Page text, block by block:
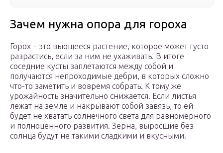
Зачем нужна опора для гороха
Горох – это вьющееся растение, которое может густо
разрастись, если за ним не ухаживать. В итоге
соседние кусты заплетаются между собой и
получаются непроходимые дебри, в которых сложно
что-то заметить и вовремя собрать. К тому же
урожайность значительно снижается. Если листья
лежат на земле и накрывают собой завязь, то ей
будет не хватать солнечного света для равномерного
и полноценного развития. Зерна, выросшие без
солнца будут не такими сладкими и вкусными.